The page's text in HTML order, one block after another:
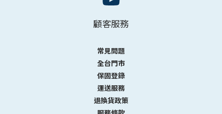
顧客服務
常見問題
全台門市
保固登錄
運送服務
退換貨政策